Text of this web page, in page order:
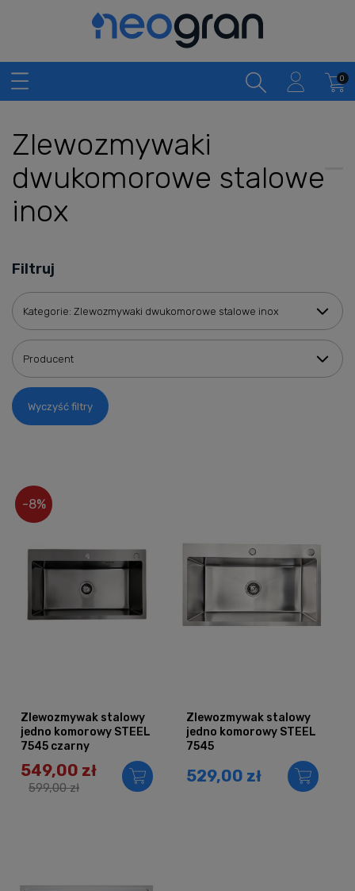
Zlewozmywaki
dwukomorowe stalowe
inox
Filtruj
Kategorie: Zlewozmywaki dwukomorowe stalowe inox
Producent
Wyczyść filtry
-8%
Zlewozmywak stalowy
jedno komorowy STEEL
7545 czarny
549,00 zł
599,00 zł
Zlewozmywak stalowy
jedno komorowy STEEL
7545
529,00 zł